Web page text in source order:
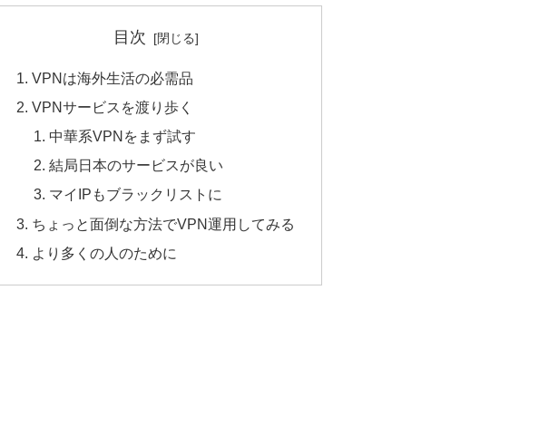
目次
VPNは海外生活の必需品
VPNサービスを渡り歩く
中華系VPNをまず試す
結局日本のサービスが良い
マイIPもブラックリストに
ちょっと面倒な方法でVPN運用してみる
より多くの人のために